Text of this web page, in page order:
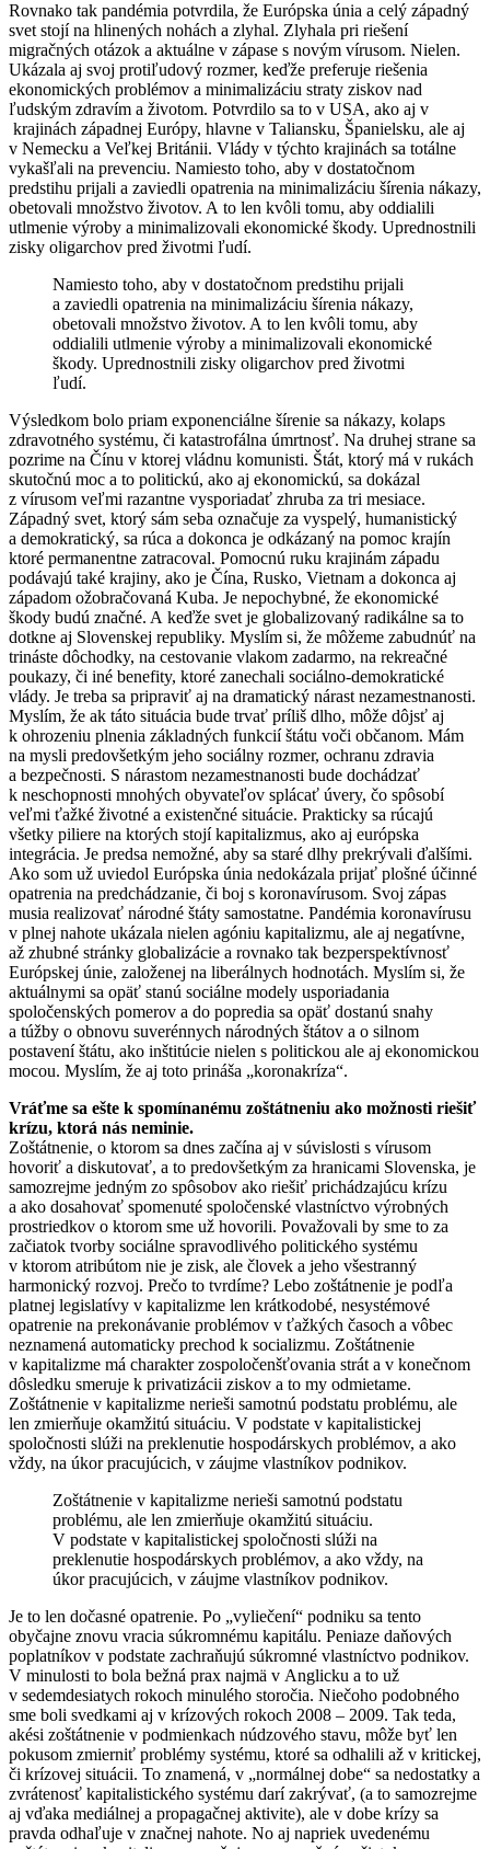
Rovnako tak pandémia potvrdila, že Európska únia a celý západný
svet stojí na hlinených nohách a zlyhal. Zlyhala pri riešení
migračných otázok a aktuálne v zápase s novým vírusom. Nielen.
Ukázala aj svoj protiľudový rozmer, keďže preferuje riešenia
ekonomických problémov a minimalizáciu straty ziskov nad
ľudským zdravím a životom. Potvrdilo sa to v USA, ako aj v
krajinách západnej Európy, hlavne v Taliansku, Španielsku, ale aj
v Nemecku a Veľkej Británii. Vlády v týchto krajinách sa totálne
vykašľali na prevenciu. Namiesto toho, aby v dostatočnom
predstihu prijali a zaviedli opatrenia na minimalizáciu šírenia nákazy,
obetovali množstvo životov. A to len kvôli tomu, aby oddialili
utlmenie výroby a minimalizovali ekonomické škody. Uprednostnili
zisky oligarchov pred životmi ľudí.
Namiesto toho, aby v dostatočnom predstihu prijali
a zaviedli opatrenia na minimalizáciu šírenia nákazy,
obetovali množstvo životov. A to len kvôli tomu, aby
oddialili utlmenie výroby a minimalizovali ekonomické
škody. Uprednostnili zisky oligarchov pred životmi
ľudí.
Výsledkom bolo priam exponenciálne šírenie sa nákazy, kolaps
zdravotného systému, či katastrofálna úmrtnosť. Na druhej strane sa
pozrime na Čínu v ktorej vládnu komunisti. Štát, ktorý má v rukách
skutočnú moc a to politickú, ako aj ekonomickú, sa dokázal
z vírusom veľmi razantne vysporiadať zhruba za tri mesiace.
Západný svet, ktorý sám seba označuje za vyspelý, humanistický
a demokratický, sa rúca a dokonca je odkázaný na pomoc krajín
ktoré permanentne zatracoval. Pomocnú ruku krajinám západu
podávajú také krajiny, ako je Čína, Rusko, Vietnam a dokonca aj
západom ožobračovaná Kuba. Je nepochybné, že ekonomické
škody budú značné. A keďže svet je globalizovaný radikálne sa to
dotkne aj Slovenskej republiky. Myslím si, že môžeme zabudnúť na
trináste dôchodky, na cestovanie vlakom zadarmo, na rekreačné
poukazy, či iné benefity, ktoré zanechali sociálno-demokratické
vlády. Je treba sa pripraviť aj na dramatický nárast nezamestnanosti.
Myslím, že ak táto situácia bude trvať príliš dlho, môže dôjsť aj
k ohrozeniu plnenia základných funkcií štátu voči občanom. Mám
na mysli predovšetkým jeho sociálny rozmer, ochranu zdravia
a bezpečnosti. S nárastom nezamestnanosti bude dochádzať
k neschopnosti mnohých obyvateľov splácať úvery, čo spôsobí
veľmi ťažké životné a existenčné situácie. Prakticky sa rúcajú
všetky piliere na ktorých stojí kapitalizmus, ako aj európska
integrácia. Je predsa nemožné, aby sa staré dlhy prekrývali ďalšími.
Ako som už uviedol Európska únia nedokázala prijať plošné účinné
opatrenia na predchádzanie, či boj s koronavírusom. Svoj zápas
musia realizovať národné štáty samostatne. Pandémia koronavírusu
v plnej nahote ukázala nielen agóniu kapitalizmu, ale aj negatívne,
až zhubné stránky globalizácie a rovnako tak bezperspektívnosť
Európskej únie, založenej na liberálnych hodnotách. Myslím si, že
aktuálnymi sa opäť stanú sociálne modely usporiadania
spoločenských pomerov a do popredia sa opäť dostanú snahy
a túžby o obnovu suverénnych národných štátov a o silnom
postavení štátu, ako inštitúcie nielen s politickou ale aj ekonomickou
mocou. Myslím, že aj toto prináša „koronakríza“.
Vráťme sa ešte k spomínanému zoštátneniu ako možnosti riešiť
krízu, ktorá nás neminie.
Zoštátnenie, o ktorom sa dnes začína aj v súvislosti s vírusom
hovoriť a diskutovať, a to predovšetkým za hranicami Slovenska, je
samozrejme jedným zo spôsobov ako riešiť prichádzajúcu krízu
a ako dosahovať spomenuté spoločenské vlastníctvo výrobných
prostriedkov o ktorom sme už hovorili. Považovali by sme to za
začiatok tvorby sociálne spravodlivého politického systému
v ktorom atribútom nie je zisk, ale človek a jeho všestranný
harmonický rozvoj. Prečo to tvrdíme? Lebo zoštátnenie je podľa
platnej legislatívy v kapitalizme len krátkodobé, nesystémové
opatrenie na prekonávanie problémov v ťažkých časoch a vôbec
neznamená automaticky prechod k socializmu. Zoštátnenie
v kapitalizme má charakter zospoločenšťovania strát a v konečnom
dôsledku smeruje k privatizácii ziskov a to my odmietame.
Zoštátnenie v kapitalizme nerieši samotnú podstatu problému, ale
len zmierňuje okamžitú situáciu. V podstate v kapitalistickej
spoločnosti slúži na preklenutie hospodárskych problémov, a ako
vždy, na úkor pracujúcich, v záujme vlastníkov podnikov.
Zoštátnenie v kapitalizme nerieši samotnú podstatu
problému, ale len zmierňuje okamžitú situáciu.
V podstate v kapitalistickej spoločnosti slúži na
preklenutie hospodárskych problémov, a ako vždy, na
úkor pracujúcich, v záujme vlastníkov podnikov.
Je to len dočasné opatrenie. Po „vyliečení“ podniku sa tento
obyčajne znovu vracia súkromnému kapitálu. Peniaze daňových
poplatníkov v podstate zachraňujú súkromné vlastníctvo podnikov.
V minulosti to bola bežná prax najmä v Anglicku a to už
v sedemdesiatych rokoch minulého storočia. Niečoho podobného
sme boli svedkami aj v krízových rokoch 2008 – 2009. Tak teda,
akési zoštátnenie v podmienkach núdzového stavu, môže byť len
pokusom zmierniť problémy systému, ktoré sa odhalili až v kritickej,
či krízovej situácii. To znamená, v „normálnej dobe“ sa nedostatky a
zvrátenosť kapitalistického systému darí zakrývať, (a to samozrejme
aj vďaka mediálnej a propagačnej aktivite), ale v dobe krízy sa
pravda odhaľuje v značnej nahote. No aj napriek uvedenému